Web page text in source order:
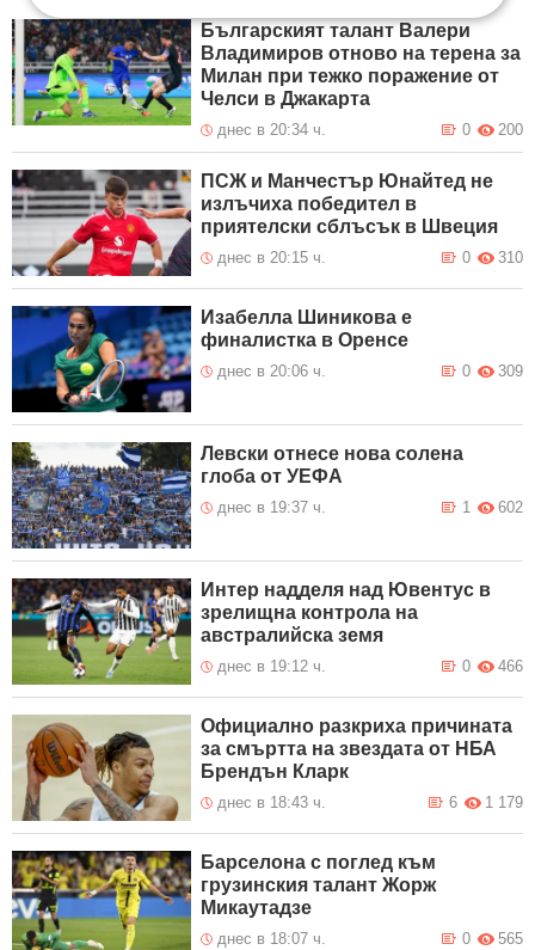
Българският талант Валери
Владимиров отново на терена за
Милан при тежко поражение от
Челси в Джакарта
днес в 20:34 ч. 200
0
ПСЖ и Манчестър Юнайтед не
излъчиха победител в
приятелски сблъсък в Швеция
днес в 20:15 ч. 310
0
Изабелла Шиникова е
финалистка в Оренсе
днес в 20:06 ч. 309
0
Левски отнесе нова солена
глоба от УЕФА
днес в 19:37 ч. 602
1
Интер надделя над Ювентус в
зрелищна контрола на
австралийска земя
днес в 19:12 ч. 466
0
Официално разкриха причината
за смъртта на звездата от НБА
Брендън Кларк
днес в 18:43 ч. 1 179
6
Барселона с поглед към
грузинския талант Жорж
Микаутадзе
днес в 18:07 ч. 565
0